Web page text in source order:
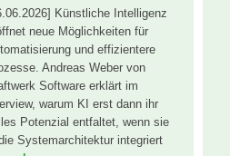
Künstliche Intelligenz
neue Möglichkeiten für
und effizientere
Andreas Weber von
Software erklärt im
warum KI erst dann ihr
Potenzial entfaltet, wenn sie
Systemarchitektur integriert